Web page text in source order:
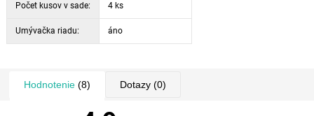
Počet kusov v sade: 4 ks
Umývačka riadu: áno
Hodnotenie(8) Dotazy(0)